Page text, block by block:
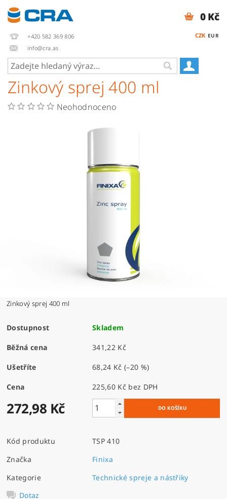
+420 582 369 806
info@cra.as
CZK EUR
0 Kč
Zinkový sprej 400 ml
Neohodnoceno
Zinkový sprej 400 ml
Dostupnost Skladem
Běžná cena 341,22 Kč
Ušetříte 68,24 Kč (–20 %)
Cena 225,60 Kč bez DPH
272,98 Kč
Kód produktu
TSP 410
Značka
Finixa
Kategorie
Technické spreje a nástřiky
Dotaz